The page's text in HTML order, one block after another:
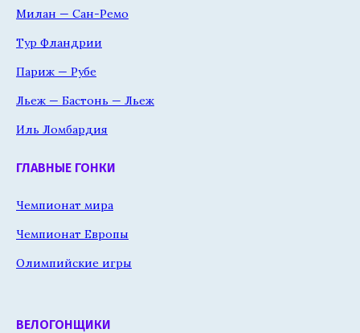
Милан — Сан-Ремо
Тур Фландрии
Париж — Рубе
Льеж — Бастонь — Льеж
Иль Ломбардия
ГЛАВНЫЕ ГОНКИ
Чемпионат мира
Чемпионат Европы
Олимпийские игры
ВЕЛОГОНЩИКИ